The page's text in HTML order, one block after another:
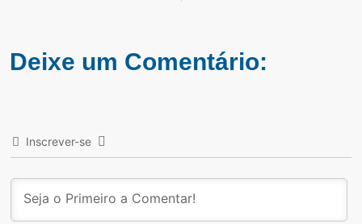
Deixe um Comentário:
Inscrever-se